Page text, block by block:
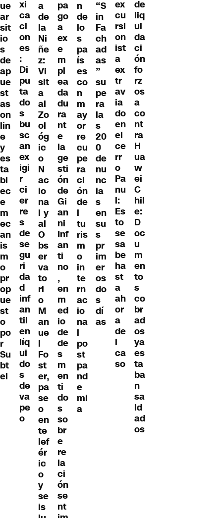
ue
ar
sit
io
s
de
ap
ue
st
as
on
lin
e
y
es
ta
bl
ec
e
m
ec
an
is
m
o
pr
op
ue
st
o
po
r
Su
bt
el
xi
ca
ci
on
es
:
Di
pu
ta
do
s
bu
sc
an
ex
igi
r
ci
er
re
s
de
se
gu
ri
da
d
inf
an
til
en
líq
ui
do
s
de
va
pe
o
a
de
la
Ni
ñe
z:
Vi
sit
a
al
Zo
ol
óg
ic
o
N
ac
io
na
l y
al
O
bs
er
va
to
ri
o
M
an
ue
l
Fo
st
er,
pa
se
o
en
te
lef
ér
ic
o
y
se
is
pa
go
a
ex
e
m
pl
ea
da
du
ra
nt
e
la
ge
sti
ón
de
Gi
an
ni
Inf
an
ti
no
,
en
m
ed
io
de
de
s
m
en
ti
do
s
so
br
e
re
la
ci
ón
se
nt
n
de
lo
s
pa
ís
es
co
n
m
ay
or
re
cu
pe
ra
ci
ón
de
l
tu
ris
m
o
in
te
rn
ac
io
na
l
po
st
pa
nd
e
mi
a
“S
in
Fa
ch
ad
as
”
su
pe
ra
la
s
20
0
de
nu
nc
ia
s
en
su
s
pr
im
er
os
do
s
dí
as
ex
cu
rsi
on
ist
a
ex
tr
av
ia
do
en
el
ce
rr
o
Pa
nu
l:
Es
to
se
sa
be
ha
st
a
ah
or
a
de
l
ca
so
de
liq
ui
da
ci
ón
fo
rz
os
a
co
nt
ra
H
ua
w
ei
C
hil
e:
D
oc
u
m
en
to
s
co
br
ad
os
ya
es
ta
ba
n
sa
ld
ad
os